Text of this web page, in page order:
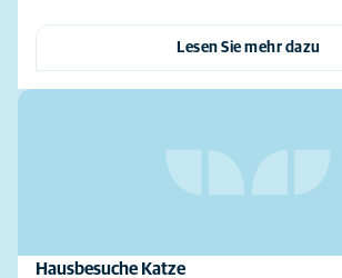
Lesen Sie mehr dazu
Hausbesuche Katze